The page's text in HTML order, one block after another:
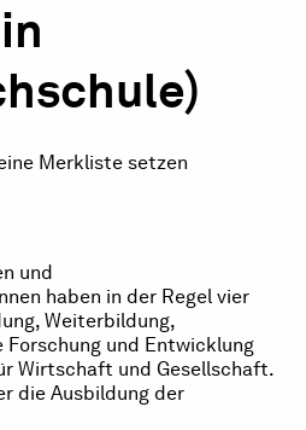
Merkliste setzen
und
haben in der Regel vier
Weiterbildung,
und Entwicklung
Wirtschaft und Gesellschaft.
die Ausbildung der